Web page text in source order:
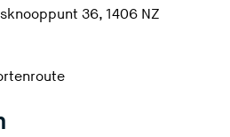
36, 1406 NZ
(